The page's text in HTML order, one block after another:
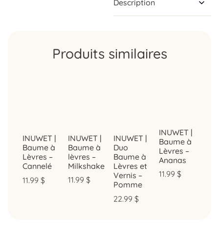
Description
Produits similaires
INUWET |
Baume à
Lèvres –
Cannelé
11.99 $
INUWET |
Baume à
lèvres –
Milkshake
11.99 $
INUWET |
Duo
Baume à
Lèvres et
Vernis –
Pomme
22.99 $
INUWET |
Baume à
Lèvres –
Ananas
11.99 $